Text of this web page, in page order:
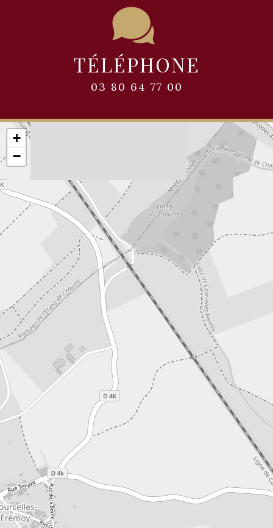
TÉLÉPHONE
03 80 64 77 00
+
−